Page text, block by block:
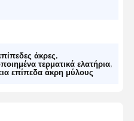
άκρες
τερματικά ελατήρια
επίπεδα άκρη μύλους